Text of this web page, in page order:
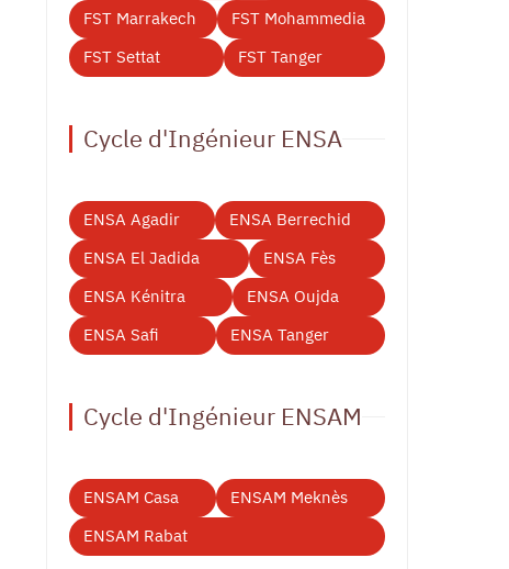
FST Marrakech
FST Mohammedia
FST Settat
FST Tanger
Cycle d'Ingénieur ENSA
ENSA Agadir
ENSA Berrechid
ENSA El Jadida
ENSA Fès
ENSA Kénitra
ENSA Oujda
ENSA Safi
ENSA Tanger
Cycle d'Ingénieur ENSAM
ENSAM Casa
ENSAM Meknès
ENSAM Rabat